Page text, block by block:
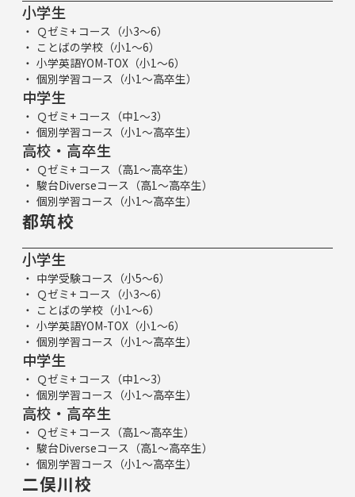
小学生
Ｑゼミ+ コース（小3～6）
ことばの学校（小1～6）
小学英語YOM-TOX（小1～6）
個別学習コース（小1～高卒生）
中学生
Ｑゼミ+ コース（中1～3）
個別学習コース（小1～高卒生）
高校・高卒生
Ｑゼミ+ コース（高1～高卒生）
駿台Diverseコース（高1～高卒生）
個別学習コース（小1～高卒生）
都筑校
小学生
中学受験コース（小5～6）
Ｑゼミ+ コース（小3～6）
ことばの学校（小1～6）
小学英語YOM-TOX（小1～6）
個別学習コース（小1～高卒生）
中学生
Ｑゼミ+ コース（中1～3）
個別学習コース（小1～高卒生）
高校・高卒生
Ｑゼミ+ コース（高1～高卒生）
駿台Diverseコース（高1～高卒生）
個別学習コース（小1～高卒生）
二俣川校